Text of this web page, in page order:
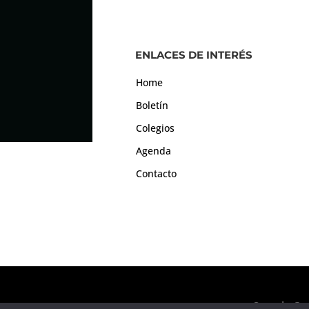
ENLACES DE INTERÉS
Home
Boletín
Colegios
Agenda
Contacto
Consejo